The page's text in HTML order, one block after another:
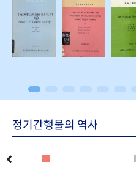
정기간행물의 역사